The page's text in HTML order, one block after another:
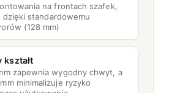
na frontach szafek,
standardowemu
(128 mm)
kształt
zapewnia wygodny chwyt, a
minimalizuje ryzyko